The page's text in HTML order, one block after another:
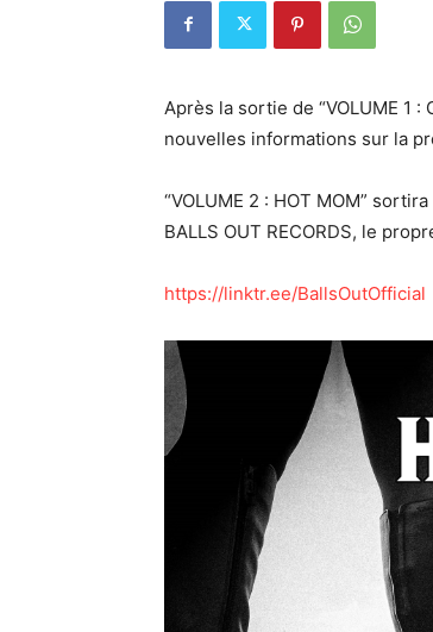
Après la sortie de “VOLUME 1 :
nouvelles informations sur la
“VOLUME 2 : HOT MOM”
BALLS OUT RECORDS, le
https://linktr.ee/BallsOutOfficial